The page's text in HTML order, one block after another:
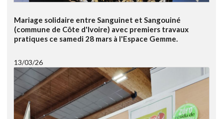
Mariage solidaire entre Sanguinet et Sangouiné
(commune de Côte d'Ivoire) avec premiers travaux
pratiques ce samedi 28 mars à l'Espace Gemme.
13/03/26